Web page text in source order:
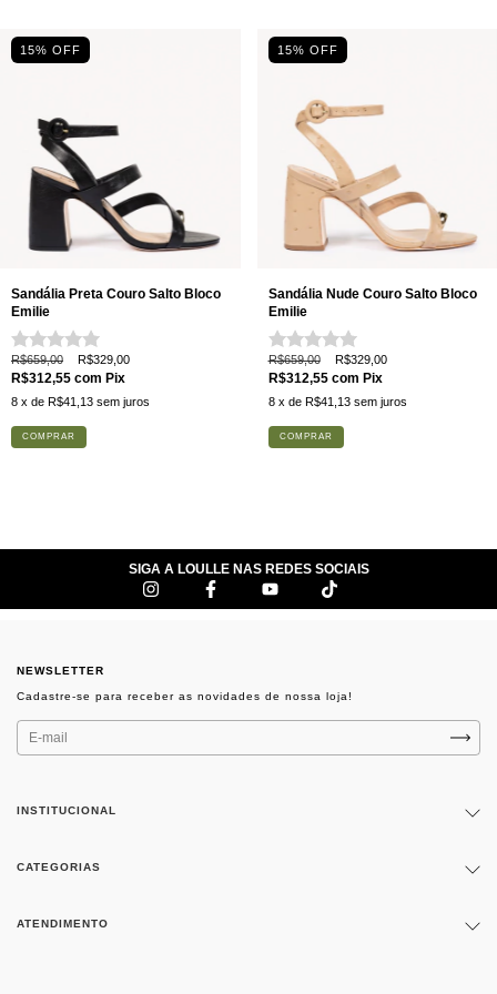
15% OFF
Sandália Preta Couro Salto Bloco
Emilie
R$659,00 R$329,00
R$312,55 com Pix
8 x de R$41,13 sem juros
COMPRAR
15% OFF
Sandália Nude Couro Salto Bloco
Emilie
R$659,00 R$329,00
R$312,55 com Pix
8 x de R$41,13 sem juros
COMPRAR
SIGA A LOULLE NAS REDES SOCIAIS
NEWSLETTER
INSTITUCIONAL
CATEGORIAS
ATENDIMENTO